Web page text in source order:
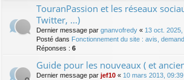
TouranPassion et les réseaux
Twitter, ...)
Dernier message par gnanvofredy « 13 oct.
Posté dans Fonctionnement du site : avis,
Réponses : 6
Guide pour les nouveaux ( et
Dernier message par jef10 « 10 mars 2013, 09:39